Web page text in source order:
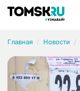
Главная Новости